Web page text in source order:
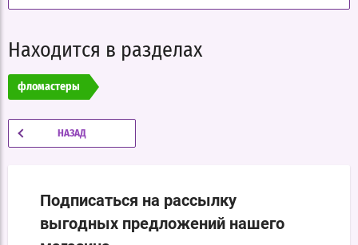
Находится в разделах
фломастеры
НАЗАД
Подписаться на рассылку
выгодных предложений нашего